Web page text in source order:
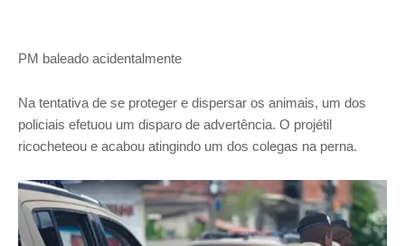
PM baleado acidentalmente
Na tentativa de se proteger e dispersar os animais, um dos
policiais efetuou um disparo de advertência. O projétil
ricocheteou e acabou atingindo um dos colegas na perna.